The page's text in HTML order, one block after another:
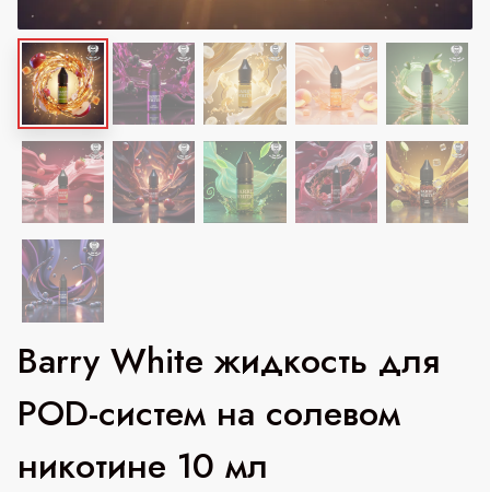
Barry White жидкость для
POD-систем на солевом
никотине 10 мл